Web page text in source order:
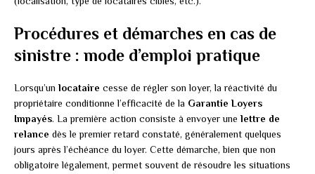
Procédures et démarches en cas de
sinistre : mode d’emploi pratique
Lorsqu’un locataire cesse de régler son loyer, la réactivité du
propriétaire conditionne l’efficacité de la Garantie Loyers
Impayés. La première action consiste à envoyer une lettre de
relance dès le premier retard constaté, généralement quelques
jours après l’échéance du loyer. Cette démarche, bien que non
obligatoire légalement, permet souvent de résoudre les situations